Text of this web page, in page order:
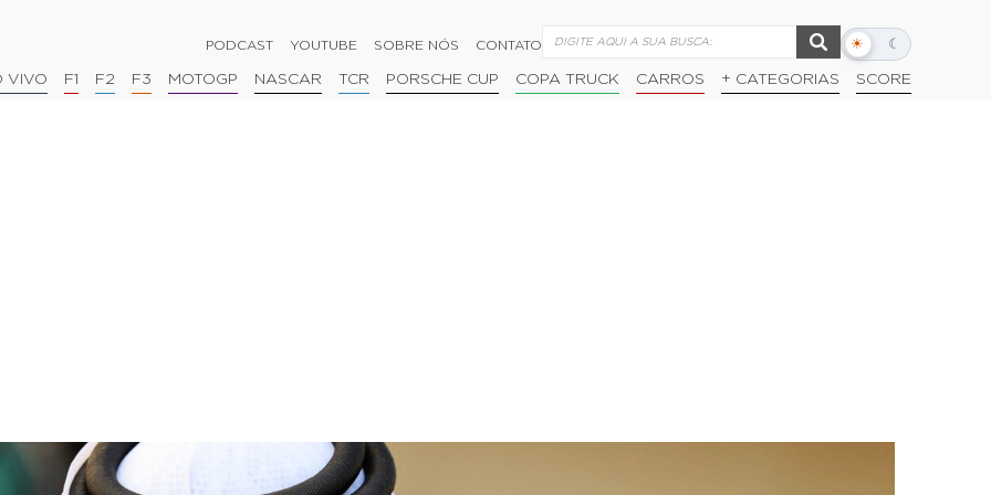
PODCAST YOUTUBE SOBRE NÓS CONTATO ☀ ☾
Alternar
escuro
VIVO F1 F2 F3 MOTOGP NASCAR TCR PORSCHE CUP COPA TRUCK CARROS + CATEGORIAS SCORE